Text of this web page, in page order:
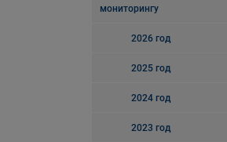
мониторингу
2026 год
2025 год
2024 год
2023 год